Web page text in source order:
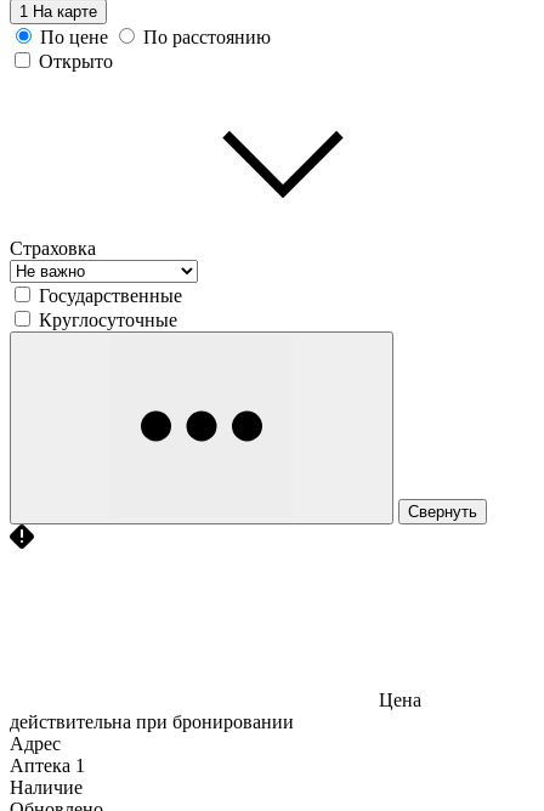
1 На карте
По цене
По расстоянию
Открыто
Страховка
Государственные
Круглосуточные
Свернуть
Цена
действительна при бронировании
Адрес
Аптека 1
Наличие